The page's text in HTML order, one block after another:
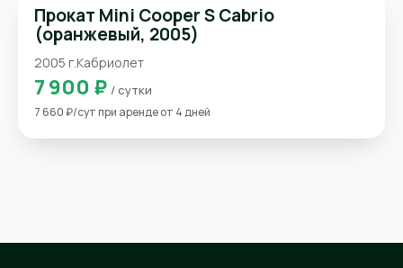
Прокат Mini Cooper S Cabrio
(оранжевый, 2005)
2005 г.Кабриолет
7 900 ₽ / сутки
7 660 ₽/сут при аренде от 4 дней